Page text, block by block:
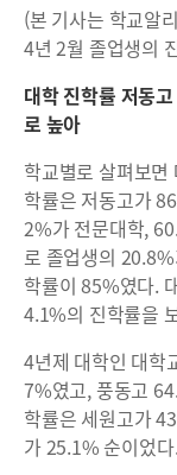
(본 기사는 학교알
4년 2월 졸업생의
대학 진학률 저동
로 높아
학교별로 살펴보면
학률은 저동고가
2%가 전문대학,
로 졸업생의
학률이 85%였다.
4.1%의 진학률을
4년제 대학인 대학
7%였고, 풍동고
학률은 세원고가
가 25.1% 순이었다.